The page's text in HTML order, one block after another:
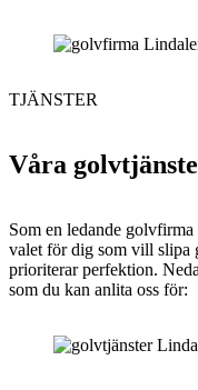
Våra
Som en ledande golvfirma
valet för dig som vill slipa
prioriterar perfektion.
som du kan anlita oss för:
TJÄNSTER